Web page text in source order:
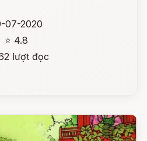
07-2020
⭐ 4.8
lượt đọc